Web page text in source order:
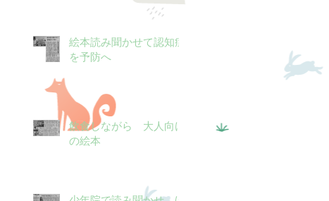
絵本読み聞かせて認知症
を予防へ
飲食しながら 大人向け
の絵本